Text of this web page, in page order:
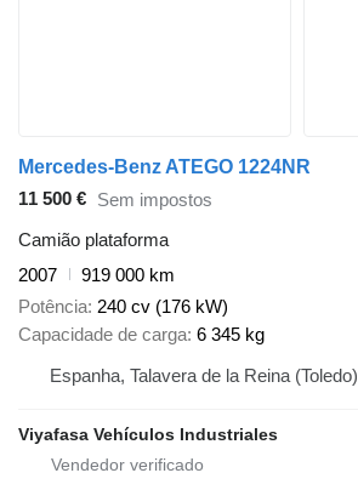
Mercedes-Benz ATEGO 1224NR
11 500 € Sem impostos
Camião plataforma
2007
919 000 km
Potência 240 cv (176 kW)
Capacidade de carga 6 345 kg
Espanha, Talavera de la Reina (Toledo)
Viyafasa Vehículos Industriales